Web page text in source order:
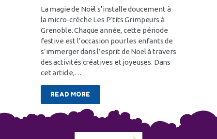
LE PROGRAMME DE LA MICRO
CRÈCHE LES P’TITS GRIMPEURS
LES ACTIVITÉS DE LA MICRO
CRÈCHE LES P'TITS GRIMPEURS
NOUVEAUTÉS DE LA MICRO
CRÈCHE
13 NOVEMBRE 2024
0
BYWEBMASTER
La magie de Noël s’installe doucement à
la micro-crèche Les P’tits Grimpeurs à
Grenoble. Chaque année, cette période
festive est l’occasion pour les enfants de
s’immerger dans l’esprit de Noël à travers
des activités créatives et joyeuses. Dans
cet article,…
READ MORE